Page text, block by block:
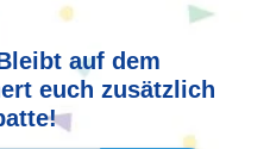
auf dem
euch zusätzlich